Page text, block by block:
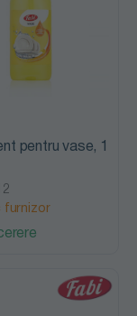
pentru vase, 1
furnizor